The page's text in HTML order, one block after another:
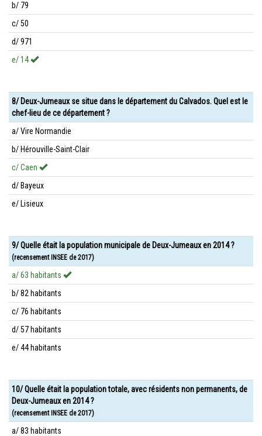
b/ 79
c/ 50
d/ 971
e/ 14
8/ Deux-Jumeaux se situe dans le département du Calvados. Quel est le
chef-lieu de ce département ?
a/ Vire Normandie
b/ Hérouville-Saint-Clair
c/ Caen
d/ Bayeux
e/ Lisieux
9/ Quelle était la population municipale de Deux-Jumeaux en 2014 ?
(recensement INSEE de 2017)
a/ 63 habitants
b/ 82 habitants
c/ 76 habitants
d/ 57 habitants
e/ 44 habitants
10/ Quelle était la population totale, avec résidents non permanents, de
Deux-Jumeaux en 2014 ?
(recensement INSEE de 2017)
a/ 83 habitants